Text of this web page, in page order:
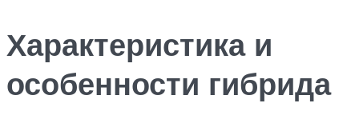
Характеристика и
особенности гибрида